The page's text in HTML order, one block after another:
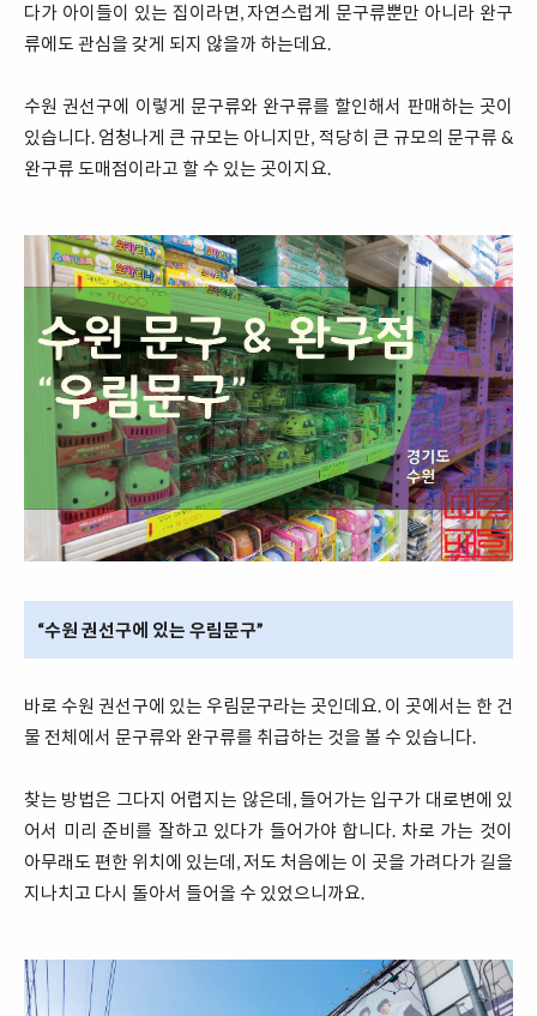
다가 아이들이 있는 집이라면, 자연스럽게 문구류뿐만 아니라 완구
류에도 관심을 갖게 되지 않을까 하는데요.
수원 권선구에 이렇게 문구류와 완구류를 할인해서 판매하는 곳이
있습니다. 엄청나게 큰 규모는 아니지만, 적당히 큰 규모의 문구류 &
완구류 도매점이라고 할 수 있는 곳이지요.
“수원 권선구에 있는 우림문구”
바로 수원 권선구에 있는 우림문구라는 곳인데요. 이 곳에서는 한 건
물 전체에서 문구류와 완구류를 취급하는 것을 볼 수 있습니다.
찾는 방법은 그다지 어렵지는 않은데, 들어가는 입구가 대로변에 있
어서 미리 준비를 잘하고 있다가 들어가야 합니다. 차로 가는 것이
아무래도 편한 위치에 있는데, 저도 처음에는 이 곳을 가려다가 길을
지나치고 다시 돌아서 들어올 수 있었으니까요.